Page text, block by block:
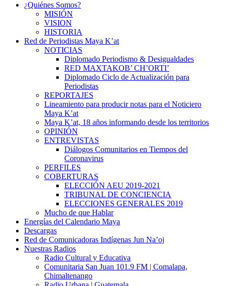
¿Quiénes Somos?
MISIÓN
VISION
HISTORIA
Red de Periodistas Maya K’at
NOTICIAS
Diplomado Periodismo & Desigualdades
RED MAXTAKOB’ CH’ORTI’
Diplomado Ciclo de Actualización para
Periodistas
REPORTAJES
Lineamiento para producir notas para el Noticiero
Maya K’at
Maya K’at, 18 años informando desde los territorios
OPINIÓN
ENTREVISTAS
Diálogos Comunitarios en Tiempos del
Coronavirus
PERFILES
COBERTURAS
ELECCIÓN AEU 2019-2021
TRIBUNAL DE CONCIENCIA
ELECCIONES GENERALES 2019
Mucho de que Hablar
Energías del Calendario Maya
Descargas
Red de Comunicadoras Indígenas Jun Na’oj
Nuestras Radios
Radio Cultural y Educativa
Comunitaria San Juan 101.9 FM | Comalapa,
Chimaltenango